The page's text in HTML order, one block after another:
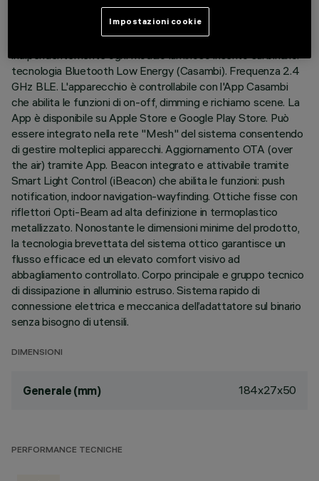
L’adattatore in materiale termoplasticoinclude il circuito driver
DC/DC con protocollo Bluetooth. La tecnologia integrata
«Bluetooth Casambi» permette di regolare
indipendentemente ogni modulo luminoso inserito sul binario.
tecnologia Bluetooth Low Energy (Casambi). Frequenza 2.4
GHz BLE. L'apparecchio è controllabile con l'App Casambi
che abilita le funzioni di on-off, dimming e richiamo scene. La
App è disponibile su Apple Store e Google Play Store. Può
essere integrato nella rete "Mesh" del sistema consentendo
di gestire molteplici apparecchi. Aggiornamento OTA (over
the air) tramite App. Beacon integrato e attivabile tramite
Smart Light Control (iBeacon) che abilita le funzioni: push
notification, indoor navigation-wayfinding. Ottiche fisse con
riflettori Opti-Beam ad alta definizione in termoplastico
metallizzato. Nonostante le dimensioni minime del prodotto,
la tecnologia brevettata del sistema ottico garantisce un
flusso efficace ed un elevato comfort visivo ad
abbagliamento controllato. Corpo principale e gruppo tecnico
di dissipazione in alluminio estruso. Sistema rapido di
connessione elettrica e meccanica dell’adattatore sul binario
senza bisogno di utensili.
DIMENSIONI
Generale (mm) 184x27x50
PERFORMANCE TECNICHE
Impostazioni cookie